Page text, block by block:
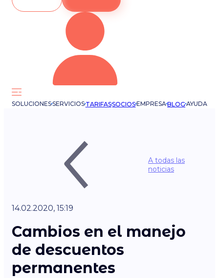
SOLUCIONESSERVICIOSTARIFASSOCIOSEMPRESABLOGAYUDA
A todas las
noticias
14.02.2020, 15:19
Cambios en el manejo
de descuentos
permanentes